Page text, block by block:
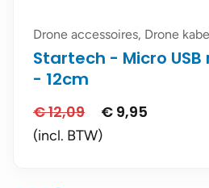
Drone accessoires, Drone
Startech - Micro USB
- 12cm
€12,09
Oorspronkelijke
prijs
€ 9,95
(incl. BTW)